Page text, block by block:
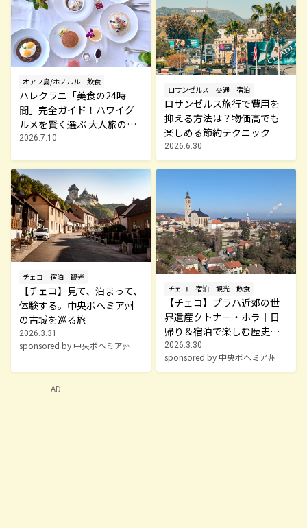
オアフ島/ホノルル 飲食
ハレクラニ「美食の24時
間」完全ガイド！ハワイグ
ルメを賢く選ぶ 大人旅の選
択肢
2026.7.10
ロサンゼルス 交通 宿泊
ロサンゼルス旅行で費用を
抑える方法は？物価高でも
楽しめる節約テクニック
2026.6.30
チェコ 宿泊 観光
【チェコ】見て、泊まって、
体験する。中央ボヘミア州
の古城を巡る旅
2026.3.31
sponsored by 中央ボヘミア州
チェコ 宿泊 観光 飲食
【チェコ】プラハ近郊の世
界遺産クトナー・ホラ｜日
帰り＆宿泊で楽しむ歴史都
市
2026.3.30
sponsored by 中央ボヘミア州
AD